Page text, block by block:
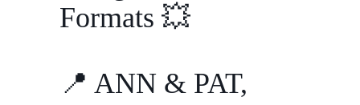
Formats 💥
📍 ANN & PAT,